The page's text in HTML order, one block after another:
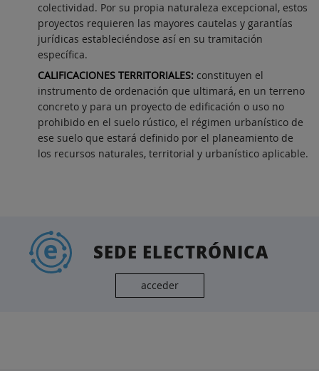
colectividad. Por su propia naturaleza excepcional, estos
proyectos requieren las mayores cautelas y garantías
jurídicas estableciéndose así en su tramitación
específica.
CALIFICACIONES TERRITORIALES: constituyen el
instrumento de ordenación que ultimará, en un terreno
concreto y para un proyecto de edificación o uso no
prohibido en el suelo rústico, el régimen urbanístico de
ese suelo que estará definido por el planeamiento de
los recursos naturales, territorial y urbanístico aplicable.
SEDE ELECTRÓNICA
acceder